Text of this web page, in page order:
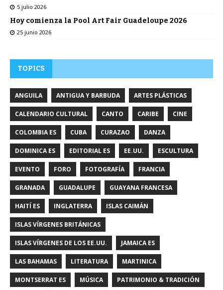
5 julio 2026
Hoy comienza la Pool Art Fair Guadeloupe 2026
25 junio 2026
TOPICS
ANGUILA ANTIGUA Y BARBUDA ARTES PLÁSTICAS
CALENDARIO CULTURAL CANTO CARIBE CINE
COLOMBIA ES CUBA CURAZAO DANZA
DOMINICA ES EDITORIAL ES EE.UU. ESCULTURA
EVENTO FORO FOTOGRAFÍA FRANCIA
GRANADA GUADALUPE GUAYANA FRANCESA
HAITÍ ES INGLATERRA ISLAS CAIMÁN
ISLAS VÍRGENES BRITÁNICAS
ISLAS VÍRGENES DE LOS EE.UU. JAMAICA ES
LAS BAHAMAS LITERATURA MARTINICA
MONTSERRAT ES MÚSICA PATRIMONIO & TRADICIÓN